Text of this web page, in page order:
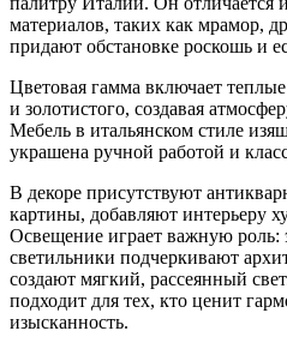
материалов, таких как мрамор,
придают обстановке роскошь и
Цветовая гамма включает
и золотистого, создавая
Мебель в итальянском стиле
украшена ручной работой и
В декоре присутствуют
картины, добавляют интерьеру
Освещение играет важную роль:
светильники подчеркивают
создают мягкий, рассеянный
подходит для тех, кто ценит
изысканность.